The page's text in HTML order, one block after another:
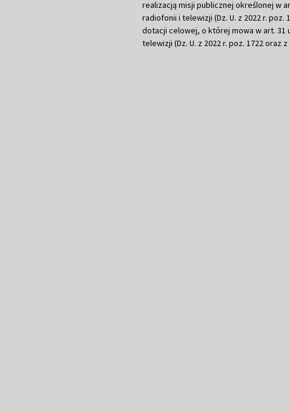
realizacją misji publicznej określonej w
radiofonii i telewizji (Dz. U. z 2022 r.
dotacji celowej, o której mowa w art. 31
telewizji (Dz. U. z 2022 r. poz. 1722 oraz z